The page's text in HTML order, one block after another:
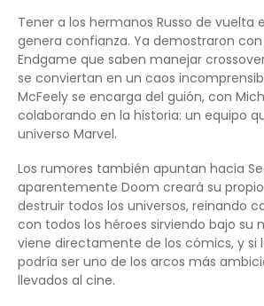
Tener a los hermanos Russo de vuelta
genera confianza. Ya demostraron
Endgame que saben manejar
se conviertan en un caos
McFeely se encarga del guión, con
colaborando en la historia: un equipo
universo Marvel.
Los rumores también apuntan hacia
aparentemente Doom creará su
destruir todos los universos, reinando
con todos los héroes sirviendo bajo su
viene directamente de los cómics, y si
podría ser uno de los arcos más
llevados al cine.